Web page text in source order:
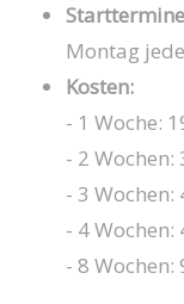
Montag
Kosten:
- 1 Woche:
- 2 Wochen:
- 3 Wochen:
- 4 Wochen:
- 8 Wochen: